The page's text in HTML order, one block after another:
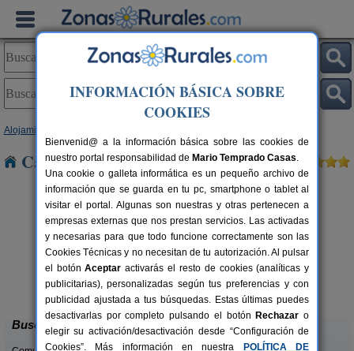
Alojamientos
Casas Rurales cerca de Ciadoncha
6-7+1 pers.
desde22 €
Casa El Sauco
Ailanes de Zamanzas (Burgos)
Buscar
INFORMACIÓN BÁSICA SOBRE
COOKIES
Bienvenid@ a la información básica sobre las cookies de
nuestro portal responsabilidad de Mario Temprado Casas.
Una cookie o galleta informática es un pequeño archivo de
información que se guarda en tu pc, smartphone o tablet al
visitar el portal. Algunas son nuestras y otras pertenecen a
empresas externas que nos prestan servicios. Las activadas
y necesarias para que todo funcione correctamente son las
Cookies Técnicas y no necesitan de tu autorización. Al pulsar
el botónAceptar activarás el resto de cookies (analíticas y
publicitarias), personalizadas según tus preferencias y con
publicidad ajustada a tus búsquedas. Estas últimas puedes
desactivarlas por completo pulsando el botón Rechazar o
elegir su activación/desactivación desde “Configuración de
Cookies”. Más información en nuestra
POLÍTICA DE